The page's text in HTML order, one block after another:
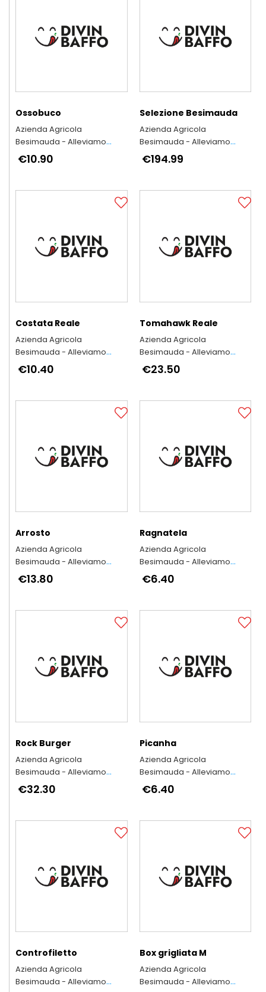
Ossobuco
Azienda Agricola
Besimauda - Alleviamo
secondo l'antica tradizione
piemontese
€10.90
Selezione Besimauda
Azienda Agricola
Besimauda - Alleviamo
secondo l'antica tradizione
piemontese
€194.99
Costata Reale
Azienda Agricola
Besimauda - Alleviamo
secondo l'antica tradizione
piemontese
€10.40
Tomahawk Reale
Azienda Agricola
Besimauda - Alleviamo
secondo l'antica tradizione
piemontese
€23.50
Arrosto
Azienda Agricola
Besimauda - Alleviamo
secondo l'antica tradizione
piemontese
€13.80
Ragnatela
Azienda Agricola
Besimauda - Alleviamo
secondo l'antica tradizione
piemontese
€6.40
Rock Burger
Azienda Agricola
Besimauda - Alleviamo
secondo l'antica tradizione
piemontese
€32.30
Picanha
Azienda Agricola
Besimauda - Alleviamo
secondo l'antica tradizione
piemontese
€6.40
Controfiletto
Azienda Agricola
Besimauda - Alleviamo
Box grigliata M
Azienda Agricola
Besimauda - Alleviamo